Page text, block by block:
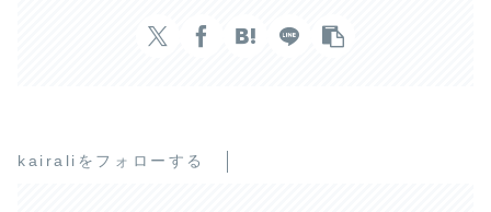
kairaliをフォローする